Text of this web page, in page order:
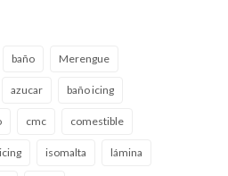
baño Merengue
azucar baño icing
cmc comestible
icing isomalta lámina